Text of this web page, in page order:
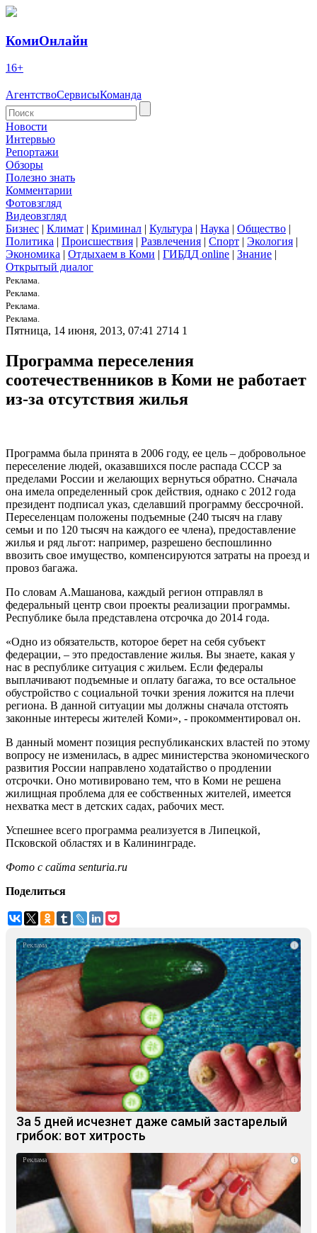
КомиОнлайн
16+
АгентствоСервисыКоманда
Новости
Интервью
Репортажи
Обзоры
Полезно знать
Комментарии
Фотовзгляд
Видеовзгляд
Бизнес | Климат | Криминал | Культура | Наука | Общество |
Политика | Происшествия | Развлечения | Спорт | Экология |
Экономика | Отдыхаем в Коми | ГИБДД online | Знание |
Открытый диалог
Реклама.
Реклама.
Реклама.
Реклама.
Пятница, 14 июня, 2013, 07:41 2714 1
Программа переселения
соотечественников в Коми не работает
из-за отсутствия жилья
Программа была принята в 2006 году, ее цель – добровольное
переселение людей, оказавшихся после распада СССР за
пределами России и желающих вернуться обратно. Сначала
она имела определенный срок действия, однако с 2012 года
президент подписал указ, сделавший программу бессрочной.
Переселенцам положены подъемные (240 тысяч на главу
семьи и по 120 тысяч на каждого ее члена), предоставление
жилья и ряд льгот: например, разрешено беспошлинно
ввозить свое имущество, компенсируются затраты на проезд и
провоз багажа.
По словам А.Машанова, каждый регион отправлял в
федеральный центр свои проекты реализации программы.
Республике была представлена отсрочка до 2014 года.
«Одно из обязательств, которое берет на себя субъект
федерации, – это предоставление жилья. Вы знаете, какая у
нас в республике ситуация с жильем. Если федералы
выплачивают подъемные и оплату багажа, то все остальное
обустройство с социальной точки зрения ложится на плечи
региона. В данной ситуации мы должны сначала отстоять
законные интересы жителей Коми», - прокомментировал он.
В данный момент позиция республиканских властей по этому
вопросу не изменилась, в адрес министерства экономического
развития России направлено ходатайство о продлении
отсрочки. Оно мотивировано тем, что в Коми не решена
жилищная проблема для ее собственных жителей, имеется
нехватка мест в детских садах, рабочих мест.
Успешнее всего программа реализуется в Липецкой,
Псковской областях и в Калининграде.
Фото с сайта senturia.ru
Поделиться
i
За 5 дней исчезнет даже самый застарелый
грибок: вот хитрость
i